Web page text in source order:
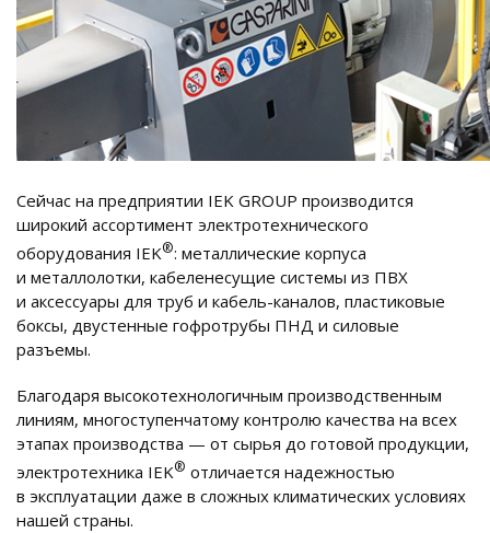
Сейчас на предприятии IEK GROUP производится
широкий ассортимент электротехнического
оборудования IEK®: металлические корпуса
и металлолотки, кабеленесущие системы из ПВХ
и аксессуары для труб и кабель-каналов, пластиковые
боксы, двустенные гофротрубы ПНД и силовые
разъемы.
Благодаря высокотехнологичным производственным
линиям, многоступенчатому контролю качества на всех
этапах производства — от сырья до готовой продукции,
электротехника IEK® отличается надежностью
в эксплуатации даже в сложных климатических условиях
нашей страны.